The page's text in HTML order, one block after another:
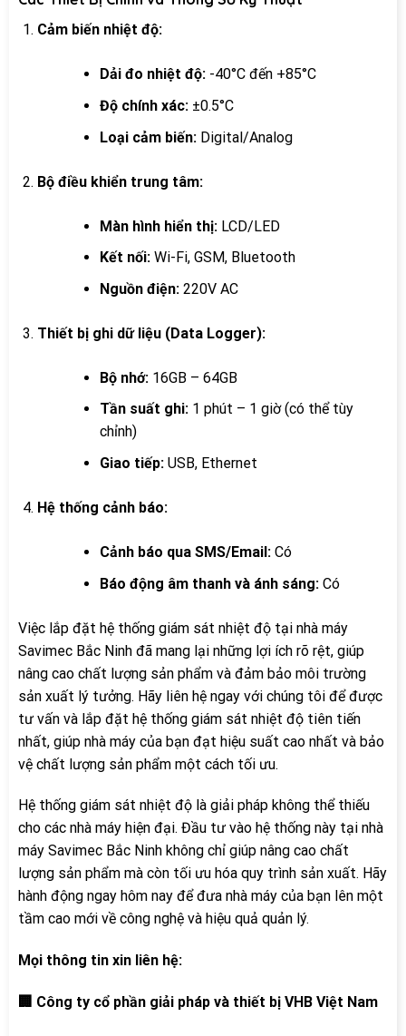
Cảm biến nhiệt độ:
Dải đo nhiệt độ:-40°C đến +85°C
Độ chính xác:±0.5°C
Loại cảm biến:Digital/Analog
Bộ điều khiển trung tâm:
Màn hình hiển thị:LCD/LED
Kết nối:Wi-Fi, GSM, Bluetooth
Nguồn điện:220V AC
Thiết bị ghi dữ liệu (Data Logger):
Bộ nhớ:16GB – 64GB
Tần suất ghi:1 phút – 1 giờ (có thể tùy
chỉnh)
Giao tiếp:USB, Ethernet
Hệ thống cảnh báo:
Cảnh báo qua SMS/Email:Có
Báo động âm thanh và ánh sáng:Có
Việc lắp đặt hệ thống giám sát nhiệt độ tại nhà máy
Savimec Bắc Ninh đã mang lại những lợi ích rõ rệt, giúp
nâng cao chất lượng sản phẩm và đảm bảo môi trường
sản xuất lý tưởng. Hãy liên hệ ngay với chúng tôi để được
tư vấn và lắp đặt hệ thống giám sát nhiệt độ tiên tiến
nhất, giúp nhà máy của bạn đạt hiệu suất cao nhất và bảo
vệ chất lượng sản phẩm một cách tối ưu.
Hệ thống giám sát nhiệt độ là giải pháp không thể thiếu
cho các nhà máy hiện đại. Đầu tư vào hệ thống này tại nhà
máy Savimec Bắc Ninh không chỉ giúp nâng cao chất
lượng sản phẩm mà còn tối ưu hóa quy trình sản xuất. Hãy
hành động ngay hôm nay để đưa nhà máy của bạn lên một
tầm cao mới về công nghệ và hiệu quả quản lý.
Mọi thông tin xin liên hệ:
🏢 Công ty cổ phần giải pháp và thiết bị VHB Việt Nam